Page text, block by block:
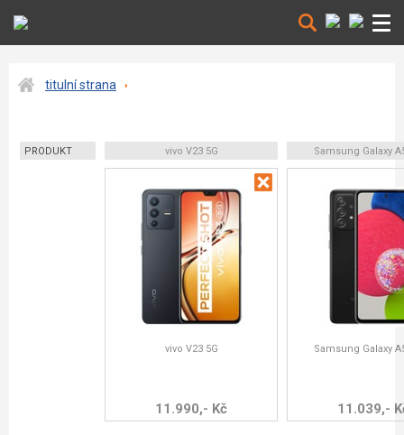
titulní strana
PRODUKT vivo V23 5G Samsung Galaxy
vivo V23 5G
11.990,- Kč
Samsung Galaxy
11.039,-